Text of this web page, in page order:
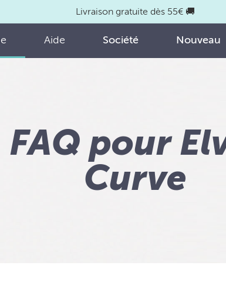
Livraison gratuite dès 55€ 🚚
Aide Société Nouveau
FAQ pour
Curve